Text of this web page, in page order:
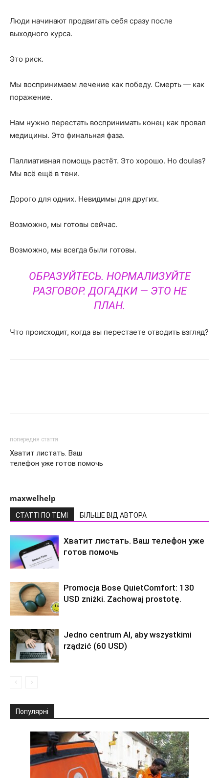
Люди начинают продвигать себя сразу после
выходного курса.
Это риск.
Мы воспринимаем лечение как победу. Смерть — как
поражение.
Нам нужно перестать воспринимать конец как провал
медицины. Это финальная фаза.
Паллиативная помощь растёт. Это хорошо. Но doulas?
Мы всё ещё в тени.
Дорого для одних. Невидимы для других.
Возможно, мы готовы сейчас.
Возможно, мы всегда были готовы.
ОБРАЗУЙТЕСЬ. НОРМАЛИЗУЙТЕ
РАЗГОВОР. ДОГАДКИ — ЭТО НЕ
ПЛАН.
Что происходит, когда вы перестаете отводить взгляд?
попередня стаття
Хватит листать. Ваш
телефон уже готов помочь
maxwelhelp
СТАТТІ ПО ТЕМІ БІЛЬШЕ ВІД АВТОРА
Хватит листать. Ваш телефон уже
готов помочь
Promocja Bose QuietComfort: 130
USD zniżki. Zachowaj prostotę.
Jedno centrum AI, aby wszystkimi
rządzić (60 USD)
Популярні